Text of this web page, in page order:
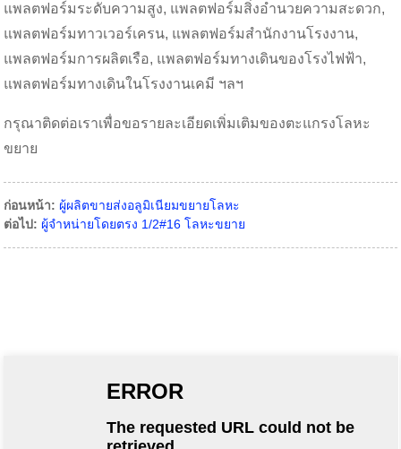
แพลตฟอร์มระดับความสูง, แพลตฟอร์มสิ่งอำนวยความสะดวก,
แพลตฟอร์มทาวเวอร์เครน, แพลตฟอร์มสำนักงานโรงงาน,
แพลตฟอร์มการผลิตเรือ, แพลตฟอร์มทางเดินของโรงไฟฟ้า,
แพลตฟอร์มทางเดินในโรงงานเคมี ฯลฯ
กรุณาติดต่อเราเพื่อขอรายละเอียดเพิ่มเติมของตะแกรงโลหะ
ขยาย
ก่อนหน้า: ผู้ผลิตขายส่งอลูมิเนียมขยายโลหะ
ต่อไป: ผู้จำหน่ายโดยตรง 1/2#16 โลหะขยาย